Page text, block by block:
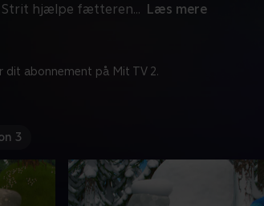
Strit hjælpe fætteren... Læs mere
dit abonnement på Mit TV 2.
3